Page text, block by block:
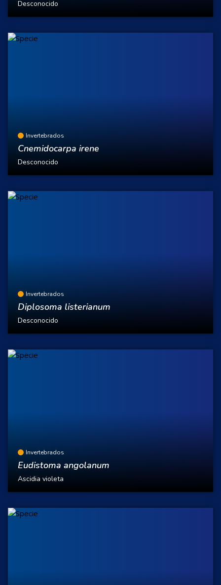
Desconocido
Invertebrados
Cnemidocarpa irene
Desconocido
Invertebrados
Diplosoma listerianum
Desconocido
Invertebrados
Eudistoma angolanum
Ascidia violeta